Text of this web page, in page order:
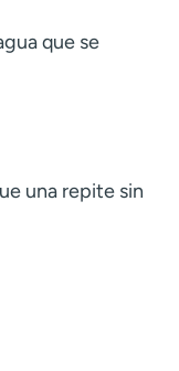
que se
una repite sin